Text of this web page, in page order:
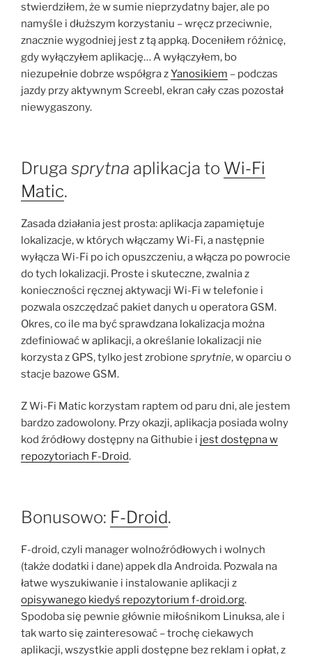
stwierdziłem, że w sumie nieprzydatny bajer, ale po
namyśle i dłuższym korzystaniu – wręcz przeciwnie,
znacznie wygodniej jest z tą appką. Doceniłem różnicę,
gdy wyłączyłem aplikację… A wyłączyłem, bo
niezupełnie dobrze współgra zYanosikiem – podczas
jazdy przy aktywnym Screebl, ekran cały czas pozostał
niewygaszony.
Druga sprytna aplikacja to Wi-Fi
Matic.
Zasada działania jest prosta: aplikacja zapamiętuje
lokalizacje, w których włączamy Wi-Fi, a następnie
wyłącza Wi-Fi po ich opuszczeniu, a włącza po powrocie
do tych lokalizacji. Proste i skuteczne, zwalnia z
konieczności ręcznej aktywacji Wi-Fi w telefonie i
pozwala oszczędzać pakiet danych u operatora GSM.
Okres, co ile ma być sprawdzana lokalizacja można
zdefiniować w aplikacji, a określanie lokalizacji nie
korzysta z GPS, tylko jest zrobione sprytnie, w oparciu o
stacje bazowe GSM.
Z Wi-Fi Matic korzystam raptem od paru dni, ale jestem
bardzo zadowolony. Przy okazji, aplikacja posiada wolny
kod źródłowy dostępny na Githubie i jest dostępna w
repozytoriach F-Droid.
Bonusowo: F-Droid.
F-droid, czyli manager wolnoźródłowych i wolnych
(także dodatki i dane) appek dla Androida. Pozwala na
łatwe wyszukiwanie i instalowanie aplikacji z
opisywanego kiedyś repozytorium f-droid.org.
Spodoba się pewnie głównie miłośnikom Linuksa, ale i
tak warto się zainteresować – trochę ciekawych
aplikacji, wszystkie appli dostępne bez reklam i opłat, z